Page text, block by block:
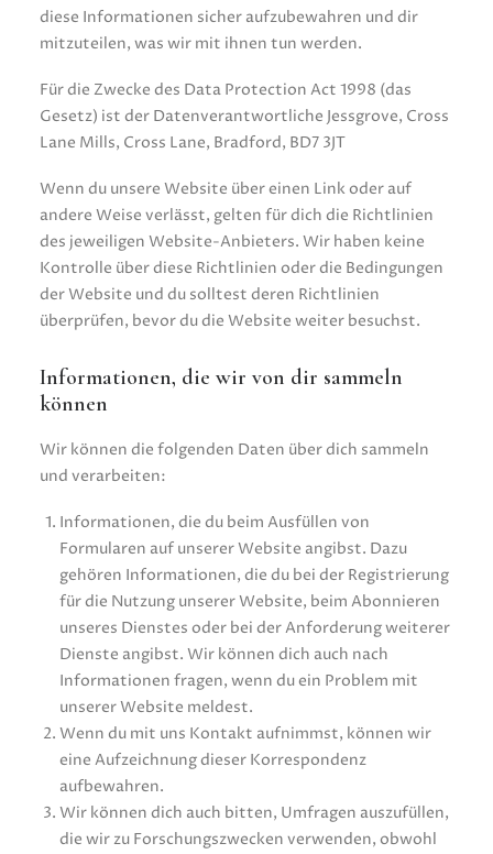
diese Informationen sicher aufzubewahren und dir
mitzuteilen, was wir mit ihnen tun werden.
Für die Zwecke des Data Protection Act 1998 (das
Gesetz) ist der Datenverantwortliche Jessgrove, Cross
Lane Mills, Cross Lane, Bradford, BD7 3JT
Wenn du unsere Website über einen Link oder auf
andere Weise verlässt, gelten für dich die Richtlinien
des jeweiligen Website-Anbieters. Wir haben keine
Kontrolle über diese Richtlinien oder die Bedingungen
der Website und du solltest deren Richtlinien
überprüfen, bevor du die Website weiter besuchst.
Informationen, die wir von dir sammeln
können
Wir können die folgenden Daten über dich sammeln
und verarbeiten:
Informationen, die du beim Ausfüllen von
Formularen auf unserer Website angibst. Dazu
gehören Informationen, die du bei der Registrierung
für die Nutzung unserer Website, beim Abonnieren
unseres Dienstes oder bei der Anforderung weiterer
Dienste angibst. Wir können dich auch nach
Informationen fragen, wenn du ein Problem mit
unserer Website meldest.
Wenn du mit uns Kontakt aufnimmst, können wir
eine Aufzeichnung dieser Korrespondenz
aufbewahren.
Wir können dich auch bitten, Umfragen auszufüllen,
die wir zu Forschungszwecken verwenden, obwohl